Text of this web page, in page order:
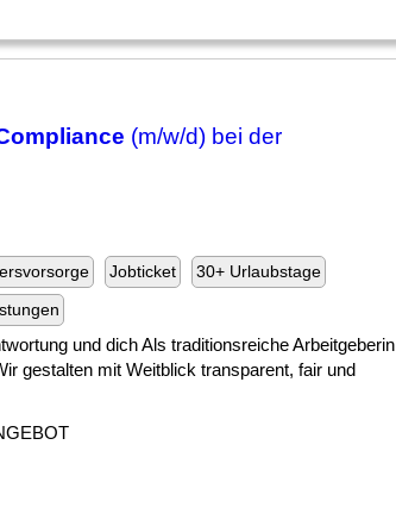
(m/w/d) bei der
Jobticket
30+ Urlaubstage
und dich Als traditionsreiche Arbeitgeberin
gestalten mit Weitblick transparent, fair und